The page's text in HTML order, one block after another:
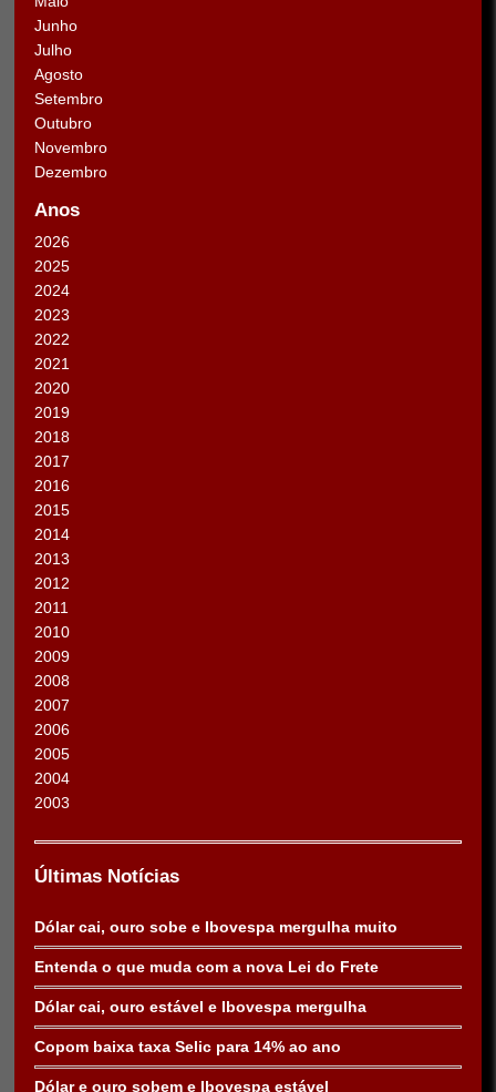
Junho
Julho
Agosto
Setembro
Outubro
Novembro
Dezembro
Anos
2026
2025
2024
2023
2022
2021
2020
2019
2018
2017
2016
2015
2014
2013
2012
2011
2010
2009
2008
2007
2006
2005
2004
2003
Últimas Notícias
Dólar cai, ouro sobe e Ibovespa mergulha muito
Entenda o que muda com a nova Lei do Frete
Dólar cai, ouro estável e Ibovespa mergulha
Copom baixa taxa Selic para 14% ao ano
Dólar e ouro sobem e Ibovespa estável